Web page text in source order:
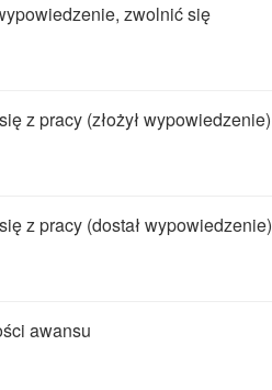
zwolnić się
z pracy (złożył wypowiedzenie)
z pracy (dostał wypowiedzenie)
awansu